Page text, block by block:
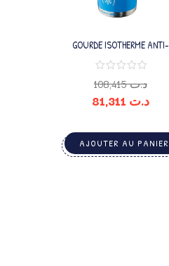
GOURDE ISOTHERME ANTI-
GOUTTES 350ML
د.ت108,415
د.ت
AJOUTER AU PANIER